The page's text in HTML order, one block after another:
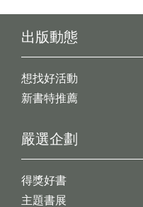
出版動態
想找好活動
新書特推薦
嚴選企劃
得獎好書
主題書展